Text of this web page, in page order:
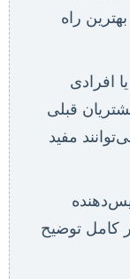
راه
افرادی
قبلی
مفید
کامل توضیح